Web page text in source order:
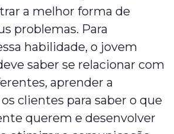
a melhor forma de
problemas. Para
habilidade, o jovem
saber se relacionar com
aprender a
clientes para saber o que
querem e desenvolver